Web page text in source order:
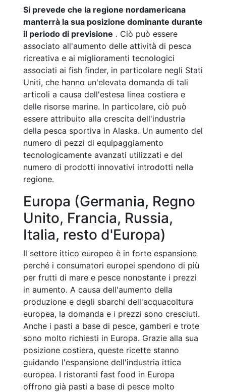
Si prevede che la regione nordamericana
manterrà la sua posizione dominante durante
il periodo di previsione . Ciò può essere
associato all'aumento delle attività di pesca
ricreativa e ai miglioramenti tecnologici
associati ai fish finder, in particolare negli Stati
Uniti, che hanno un'elevata domanda di tali
articoli a causa dell'estesa linea costiera e
delle risorse marine. In particolare, ciò può
essere attribuito alla crescita dell'industria
della pesca sportiva in Alaska. Un aumento del
numero di pezzi di equipaggiamento
tecnologicamente avanzati utilizzati e del
numero di prodotti innovativi introdotti nella
regione.
Europa (Germania, Regno
Unito, Francia, Russia,
Italia, resto d'Europa)
Il settore ittico europeo è in forte espansione
perché i consumatori europei spendono di più
per frutti di mare e pesce nonostante i prezzi
in aumento. A causa dell'aumento della
produzione e degli sbarchi dell'acquacoltura
europea, la domanda e i prezzi sono cresciuti.
Anche i pasti a base di pesce, gamberi e trote
sono molto richiesti in Europa. Grazie alla sua
posizione costiera, queste ricette stanno
guidando l'espansione dell'industria ittica
europea. I ristoranti fast food in Europa
offrono già pasti a base di pesce molto